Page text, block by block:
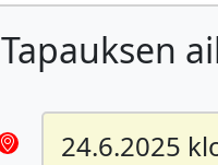
Tapauksen
24.6.2025